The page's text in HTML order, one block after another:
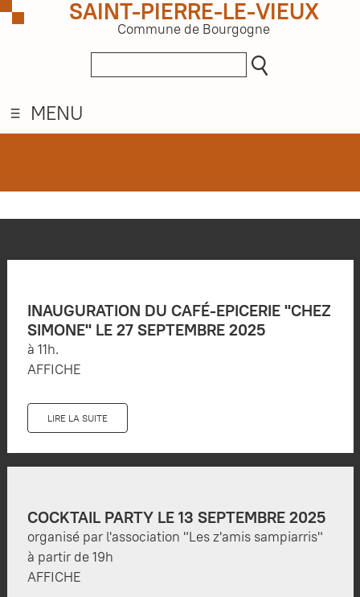
SAINT-PIERRE-LE-VIEUX
Commune de Bourgogne
MENU
INAUGURATION DU CAFÉ-EPICERIE "CHEZ
SIMONE" LE 27 SEPTEMBRE 2025
à 11h.
AFFICHE
LIRE LA SUITE
COCKTAIL PARTY LE 13 SEPTEMBRE 2025
organisé par l'association "Les z'amis sampiarris"
à partir de 19h
AFFICHE